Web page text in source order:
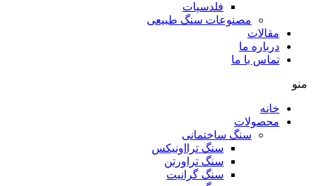
فلدسپات
مصنوعات سنگ طبیعی
مقالات
درباره ما
تماس با ما
منو
خانه
محصولات
سنگ ساختمانی
سنگ ترااونیکس
سنگ تراورتن
سنگ گرانیت